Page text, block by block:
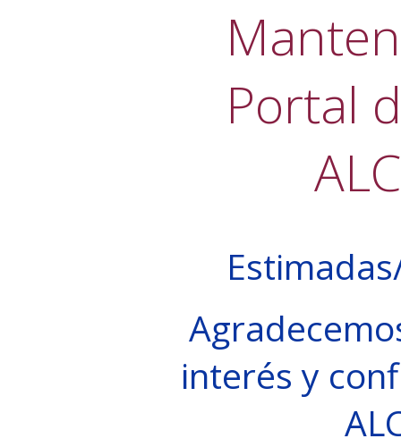
Portal
interés y